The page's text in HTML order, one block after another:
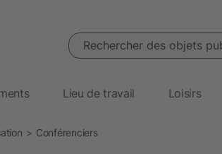
Rechercher des objets publicitaires
Lieu de travail Loisirs
Conférenciers